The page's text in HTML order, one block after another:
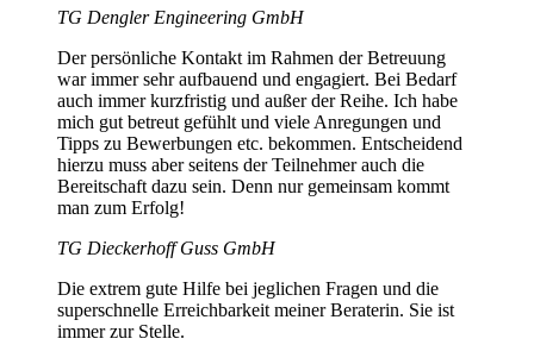
TG Dengler Engineering GmbH
Der persönliche Kontakt im Rahmen der Betreuung
war immer sehr aufbauend und engagiert. Bei Bedarf
auch immer kurzfristig und außer der Reihe. Ich habe
mich gut betreut gefühlt und viele Anregungen und
Tipps zu Bewerbungen etc. bekommen. Entscheidend
hierzu muss aber seitens der Teilnehmer auch die
Bereitschaft dazu sein. Denn nur gemeinsam kommt
man zum Erfolg!
TG Dieckerhoff Guss GmbH
Die extrem gute Hilfe bei jeglichen Fragen und die
superschnelle Erreichbarkeit meiner Beraterin. Sie ist
immer zur Stelle.